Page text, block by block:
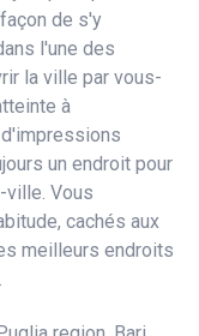
de s'y
l'une des
la ville par vous-
à
un endroit pour
ville. Vous
cachés aux
meilleurs endroits
.